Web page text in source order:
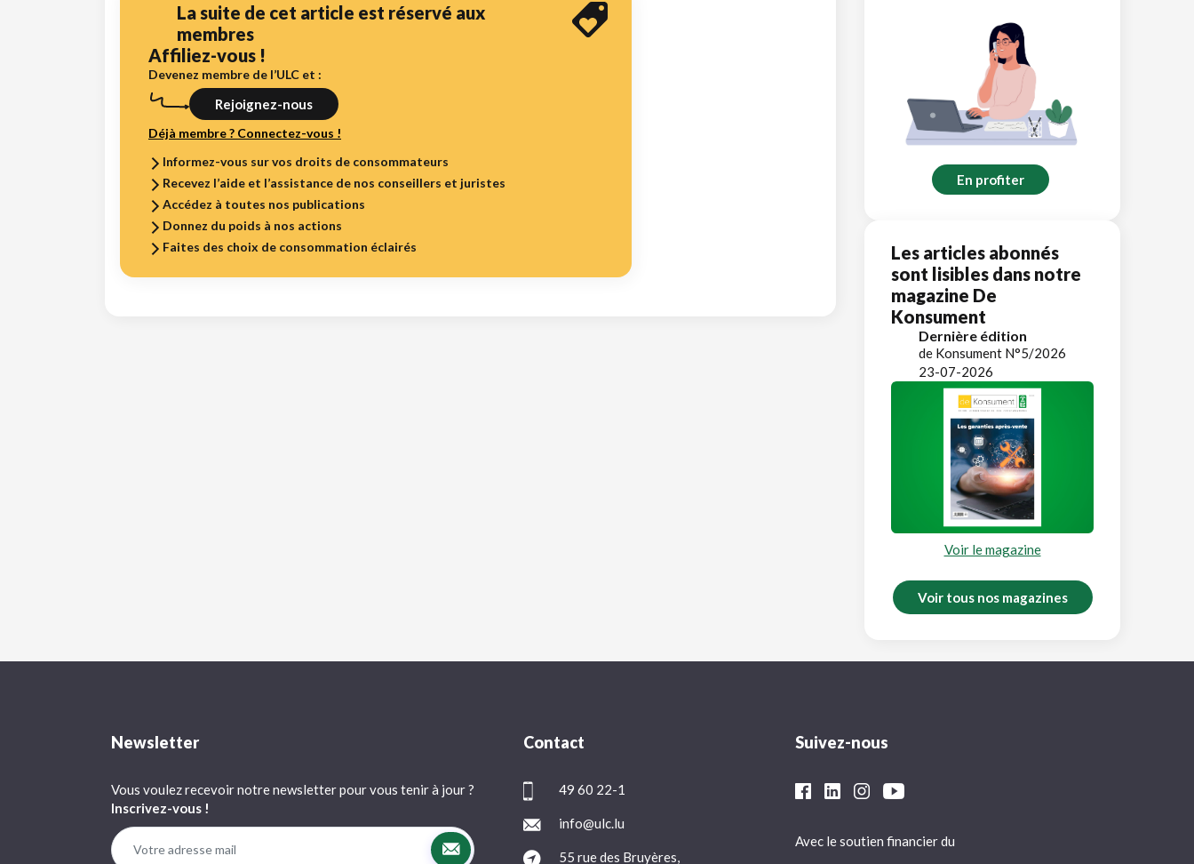
La suite de cet article est réservé aux
membres
Affiliez-vous !
Devenez membre de l’ULC et :
Rejoignez-nous
Déjà membre ? Connectez-vous !
Informez-vous sur vos droits de consommateurs
Recevez l’aide et l’assistance de nos conseillers et juristes
Accédez à toutes nos publications
Donnez du poids à nos actions
Faites des choix de consommation éclairés
En profiter
Les articles abonnés
sont lisibles dans notre
magazine De
Konsument
Dernière édition
de Konsument N°5/2026
23-07-2026
Voir le magazine
Voir tous nos magazines
Newsletter
Vous voulez recevoir notre newsletter pour vous tenir à jour ?
Inscrivez-vous !
Contact
49 60 22-1
info@ulc.lu
55 rue des Bruyères,
Suivez-nous
Avec le soutien financier du